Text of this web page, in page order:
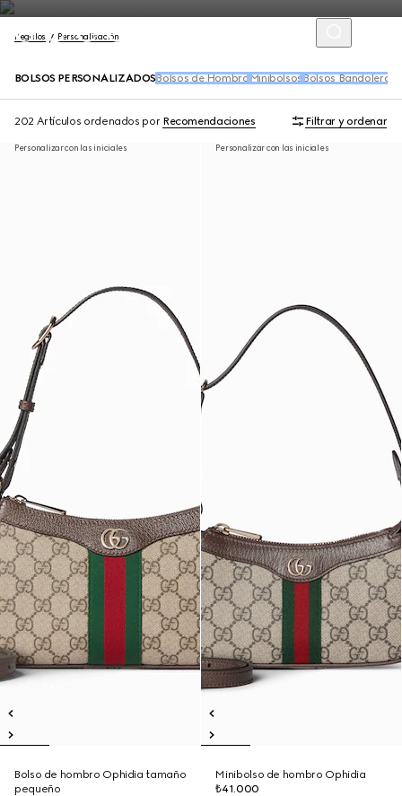
Regalos Personalisación
BOLSOS PERSONALIZADOS Bolsos de Hombro Minibolsos Bolsos Bandoleras
202 Artículos ordenados por Recomendaciones Filtrar y ordenar
Personalizar con las iniciales
Bolso de hombro Ophidia tamaño
pequeño
Personalizar con las iniciales
Minibolso de hombro Ophidia
₺41.000